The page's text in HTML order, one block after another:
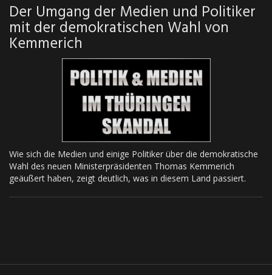
Der Umgang der Medien und Politiker
mit der demokratischen Wahl von
Kemmerich
Wie sich die Medien und einige Politiker über die demokratische
Wahl des neuen Ministerpräsidenten Thomas Kemmerich
geäußert haben, zeigt deutlich, was in diesem Land passiert.